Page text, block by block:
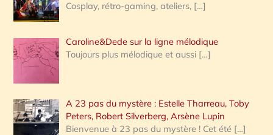
Cosplay, rétro-gaming, ateliers, […]
Caroline&Dede sur la ligne mélodique
Toujours plus mélodique et aussi […]
A 23 pas du mystère : Estelle Tharreau, Toby
Peters, Robert Silverberg, Arsène Lupin
Bienvenue à 23 pas du mystère ! Cet été […]